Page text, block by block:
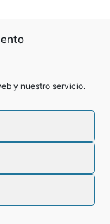
y nuestro servicio.